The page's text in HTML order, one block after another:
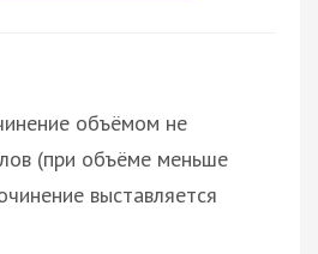
объёмом не
(при объёме меньше
выставляется